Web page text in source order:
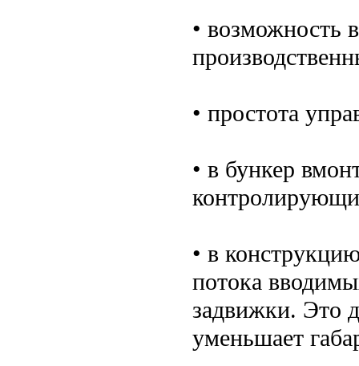
• возможность
• простота
• в бункер
• в
потока
задвижки. Это
уменьшает